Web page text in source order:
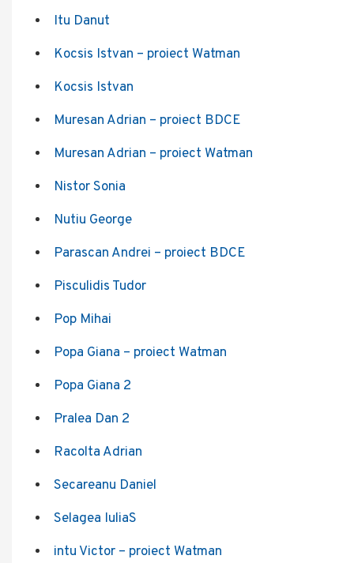
Itu Danut
Kocsis Istvan – proiect Watman
Kocsis Istvan
Muresan Adrian – proiect BDCE
Muresan Adrian – proiect Watman
Nistor Sonia
Nutiu George
Parascan Andrei – proiect BDCE
Pisculidis Tudor
Pop Mihai
Popa Giana – proiect Watman
Popa Giana 2
Pralea Dan 2
Racolta Adrian
Secareanu Daniel
Selagea IuliaS
intu Victor – proiect Watman